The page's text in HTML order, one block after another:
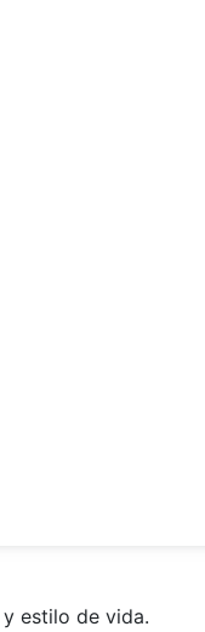
estilo de vida.